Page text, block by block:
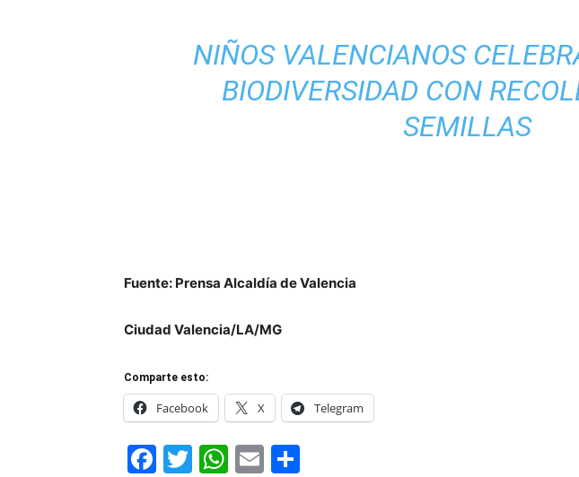
NIÑOS VALENCIANOS
BIODIVERSIDAD CON
SEMILLAS
Fuente: Prensa Alcaldía de Valencia
Ciudad Valencia/LA/MG
Comparte esto:
Facebook X Telegram
Facebook
Twitter
WhatsApp
Email